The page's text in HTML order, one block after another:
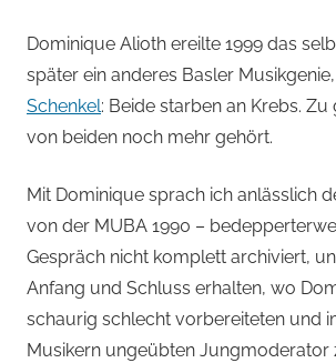
Dominique Alioth ereilte 1999 das
später ein anderes Basler Musikgenie,
Schenkel: Beide starben an Krebs.
von beiden noch mehr gehört.
Mit Dominique sprach ich anlässlich
von der MUBA 1990 –
Gespräch nicht komplett archiviert,
Anfang und Schluss erhalten, wo
schaurig schlecht vorbereiteten und
Musikern ungeübten Jungmoderator